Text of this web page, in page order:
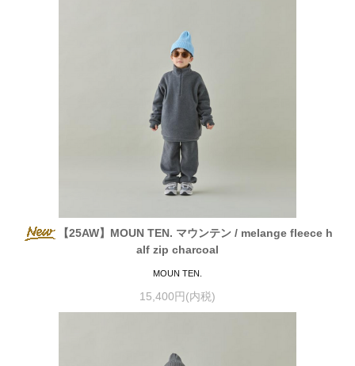
【25AW】MOUN TEN. マウンテン / melange fleece h
alf zip charcoal
MOUN TEN.
15,400円(内税)